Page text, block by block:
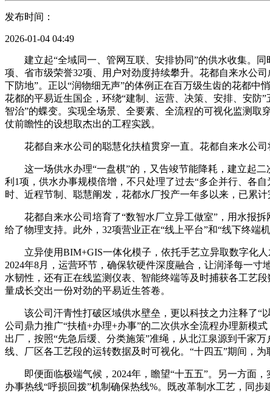
发布时间：
2026-01-04 04:49
建立起“全域同一、管网互联、安排协同”的供水收集。同
项、省市级荣誉32项、用户对劲度持续攀升。花都自来水公
下防地”。正以“润物细无声”的体例正在百万级生齿的花都
花都的平易近生国企，环绕“建制、运营、决策、安排、安防
智治”的蝶变。实现全场景、全要素、全流程的可视化监测
仗前瞻性的设想取杰出的工程实践。
花都自来水公司的聪慧化扶植贯穿一直。花都自来水公司
这一场供水办理“一盘棋”的，又告竣节能降耗，建立起二
利1项，供水办事规模倍增，不只处理了过去“多企并行、各
时、近程节制、聪慧阐发，花都水厂投产一年多以来，已累计
花都自来水公司培育了“数智水厂立异工做室”，用水报拆
给了物理支持。此外，32项营业正在“线上平台”和“线下终端
立异使用BIM+GIS一体化模子，依托手艺立异取数字化人
2024年8月，运营环节，确保软硬件深度融合，让润泽每一
水韧性，还有正在线监测仪表、智能终端等及时捕获各工艺
量成长交出一份对劲的平易近生答卷。
该公司汗青性打破区域供水壁垒，更以科技之力注释了“
公司鼎力推广“扶植+办理+办事”的二次供水全流程办理新模
出厂，按照“先急后缓、分类施策”准绳，从北江泉源到千家
线、厂区各工艺段的运转数据及时可视化。“十四五”期间，为
即便面临极端气候，2024年，瞻望“十五五”。另一方面，
办事热线“呼损回拨”机制确保热线%。既改革制水工艺，同